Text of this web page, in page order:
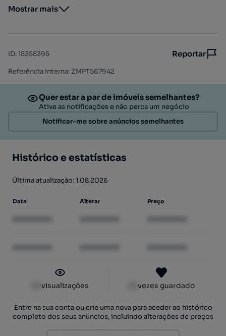
Mostrar mais
ID:18358395 Reportar
Referência interna: ZMPT567942
Quer estar a par de imóveis semelhantes?
Ative as notificações e não perca um negócio
Notificar-me sobre anúncios semelhantes
Histórico e estatísticas
Última atualização: 1.08.2026
Data Alterar Preço
visualizações vezes guardado
Entre na sua conta ou crie uma nova para aceder ao histórico
completo dos seus anúncios, incluindo alterações de preços